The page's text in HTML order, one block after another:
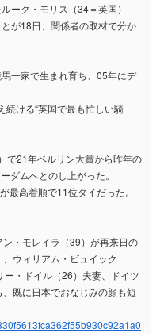
ーク・モリス（34＝英国）
が18日、関係者の取材で分か
一家で生まれ育ち、05年にデ
ける“英国で最も忙しい騎
で21年ベルリン大賞から昨年の
ダムへとのし上がった。
最高着順で11位タイだった。
・モレイラ（39）が再来日の
ウィリアム・ビュイック
ー・ドイル（26）夫妻、ドイツ
既に日本でおなじみの顔も短